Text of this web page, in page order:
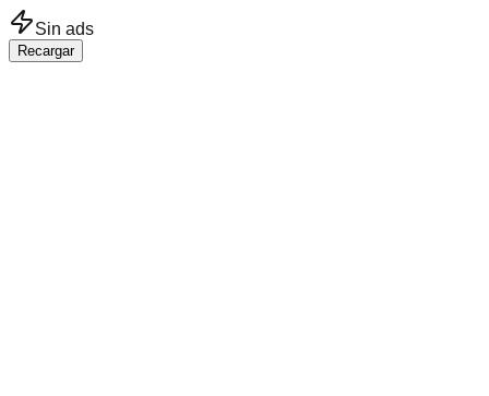
Saltar al contenido principal
Sin ads
Recargar